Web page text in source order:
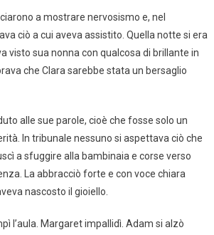
a mostrare nervosismo e, nel
ciò a cui aveva assistito. Quella notte si era
visto sua nonna con qualcosa di brillante in
che Clara sarebbe stata un bersaglio
alle sue parole, cioè che fosse solo un
In tribunale nessuno si aspettava ciò che
a sfuggire alla bambinaia e corse verso
La abbracciò forte e con voce chiara
nascosto il gioiello.
l’aula. Margaret impallidì. Adam si alzò